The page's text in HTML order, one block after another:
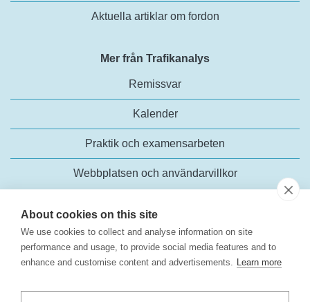
About cookies on this site
We use cookies to collect and analyse information on site
performance and usage, to provide social media features and to
enhance and customise content and advertisements. Learn more
Aktuella artiklar om fordon
Mer från Trafikanalys
Remissvar
Kalender
Praktik och examensarbeten
Webbplatsen och användarvillkor
Rosenlundsgatan 54